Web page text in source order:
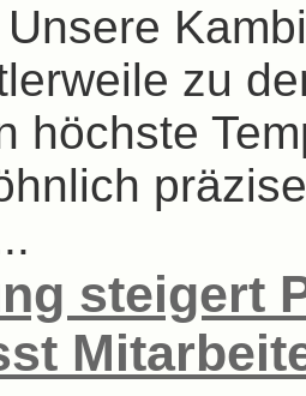
Unsere
zu
höchste
steigert